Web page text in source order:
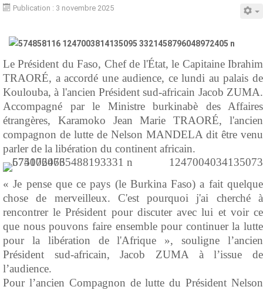
Publication : 3 novembre 2025
Le Président du Faso, Chef de l'État, le Capitaine Ibrahim
TRAORÉ, a accordé une audience, ce lundi au palais de
Koulouba, à l'ancien Président sud-africain Jacob ZUMA.
Accompagné par le Ministre burkinabè des Affaires
étrangères, Karamoko Jean Marie TRAORÉ, l'ancien
compagnon de lutte de Nelson MANDELA dit être venu
parler de la libération du continent africain.
« Je pense que ce pays (le Burkina Faso) a fait quelque
chose de merveilleux. C'est pourquoi j'ai cherché à
rencontrer le Président pour discuter avec lui et voir ce
que nous pouvons faire ensemble pour continuer la lutte
pour la libération de l'Afrique », souligne l’ancien
Président sud-africain, Jacob ZUMA à l’issue de
l’audience.
Pour l’ancien Compagnon de lutte du Président Nelson